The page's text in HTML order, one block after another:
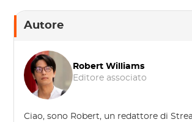
Autore
Robert Williams
Editore associato
Ciao, sono Robert, un redattore di